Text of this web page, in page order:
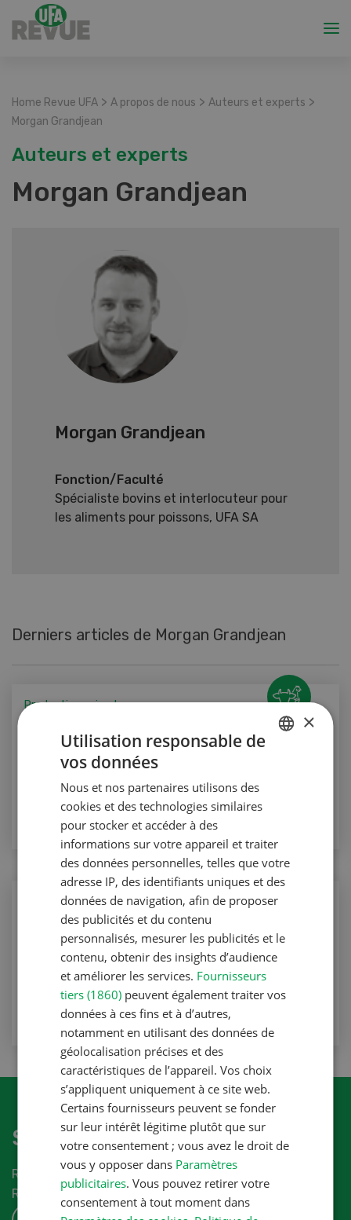
Home Revue UFA > A propos de nous > Auteurs et experts >
Morgan Grandjean
Auteurs et experts
Morgan Grandjean
Morgan Grandjean
Fonction/Faculté
Spécialiste bovins et interlocuteur pour
les aliments pour poissons, UFA SA
Derniers articles de Morgan Grandjean
Production animale
Aquaculture en Suisse
PRODUCTON ANIMALE
VERS L'ARTICLE
Production animale
Rester en phase avec la lactation
Production animale
VERS L'ARTICLE
S'abonner à la newletter
Recevez les dernières nouvelles du monde de la
Revue-UFA.
×
Utilisation responsable de
vos données
Nous et nos partenaires utilisons des
cookies et des technologies similaires
pour stocker et accéder à des
informations sur votre appareil et traiter
des données personnelles, telles que votre
adresse IP, des identifiants uniques et des
données de navigation, afin de proposer
des publicités et du contenu
personnalisés, mesurer les publicités et le
contenu, obtenir des insights d’audience
et améliorer les services. Fournisseurs
tiers (1860) peuvent également traiter vos
données à ces fins et à d’autres,
notamment en utilisant des données de
géolocalisation précises et des
caractéristiques de l’appareil. Vos choix
s’appliquent uniquement à ce site web.
Certains fournisseurs peuvent se fonder
sur leur intérêt légitime plutôt que sur
votre consentement ; vous avez le droit de
vous y opposer dans Paramètres
publicitaires. Vous pouvez retirer votre
consentement à tout moment dans